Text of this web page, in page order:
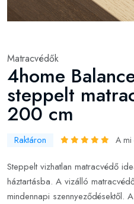
Matracvédők
4home
steppelt
200 cm
Raktáron A mi
Steppelt vizhatlan matracvédő
háztartásba. A vizálló
mindennapi szennyeződésektől.